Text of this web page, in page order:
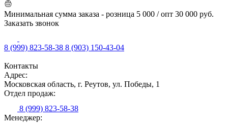
Минимальная сумма заказа - розница 5 000 / опт 30 000 руб.
Заказать звонок
8 (999) 823-58-38 8 (903) 150-43-04
Контакты
Адрес:
Московская область, г. Реутов, ул. Победы, 1
Отдел продаж:
8 (999) 823-58-38
Менеджер: